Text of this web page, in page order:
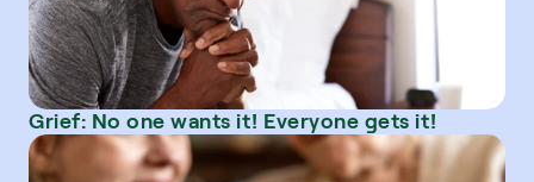
Grief: No one wants it! Everyone gets it!